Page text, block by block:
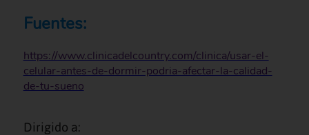
Fuentes:
https://www.clinicadelcountry.com/clinica/usar-el-
celular-antes-de-dormir-podria-afectar-la-calidad-
de-tu-sueno
Dirigido a: